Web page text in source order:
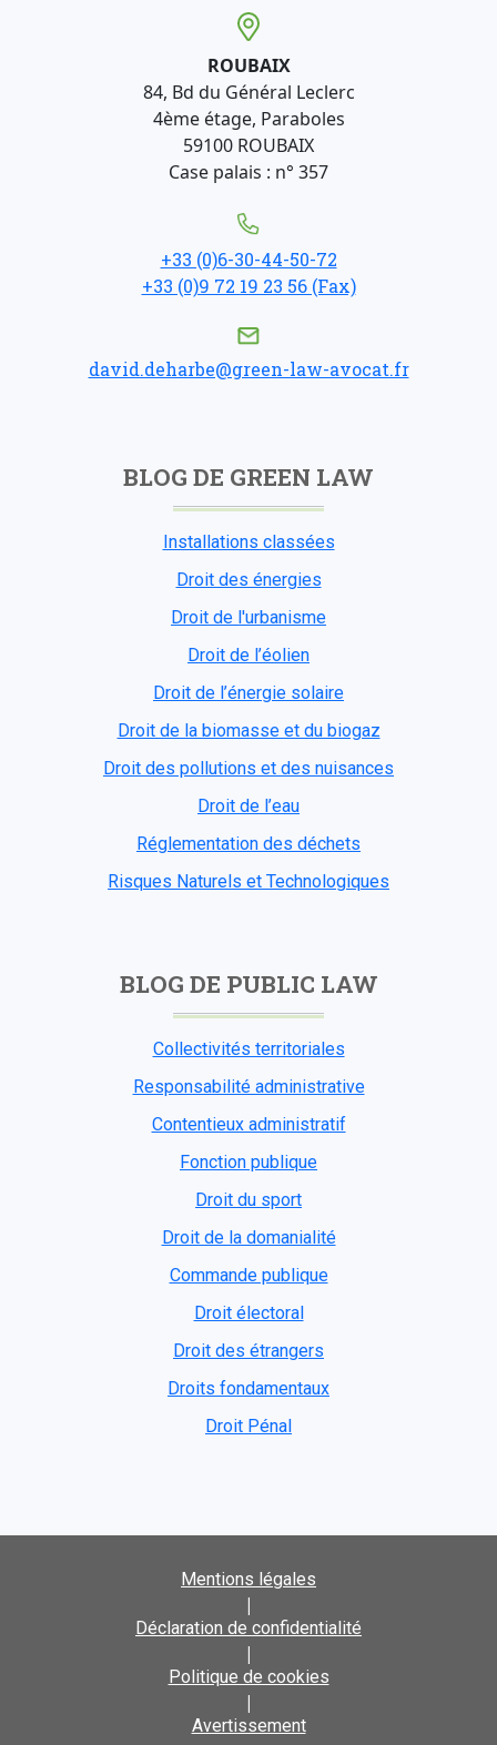
ROUBAIX
84, Bd du Général Leclerc
4ème étage, Paraboles
59100 ROUBAIX
Case palais : n° 357
+33 (0)6-30-44-50-72
+33 (0)9 72 19 23 56 (Fax)
david.deharbe@green-law-avocat.fr
BLOG DE GREEN LAW
Installations classées
Droit des énergies
Droit de l'urbanisme
Droit de l’éolien
Droit de l’énergie solaire
Droit de la biomasse et du biogaz
Droit des pollutions et des nuisances
Droit de l’eau
Réglementation des déchets
Risques Naturels et Technologiques
BLOG DE PUBLIC LAW
Collectivités territoriales
Responsabilité administrative
Contentieux administratif
Fonction publique
Droit du sport
Droit de la domanialité
Commande publique
Droit électoral
Droit des étrangers
Droits fondamentaux
Droit Pénal
Mentions légales
|
Déclaration de confidentialité
|
Politique de cookies
|
Avertissement